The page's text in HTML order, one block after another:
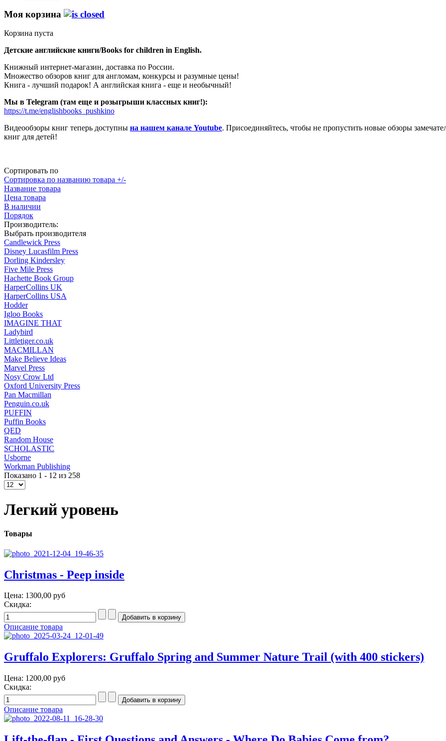
Моя корзина
Корзина пуста
Детские английские книги/Books for children in English.
Книжный интернет-магазин, доставка по России.
Множество обзоров книг для англомам, конкурсы и разумные цены!
Книга - лучший подарок! А английская книга - еще и необычный!
Мы в Telegram (там еще и розыгрыши классных книг!):
https://t.me/englishbooks_pushkino
Видеообзоры книг теперь доступны на нашем канале Youtube. Присоединяйтесь, чтобы не пропустить новые обзоры
книг для детей!
Сортировать по
Сортировка по названию товара +/-
Название товара
Цена товара
В наличии
Порядок
Производитель:
Выбрать производителя
Candlewick Press
Disney Lucasfilm Press
Dorling Kindersley
Five Mile Press
Hachette Book Group
HarperCollins UK
HarperCollins USA
Hodder
Igloo Books
IMAGINE THAT
Ladybird
Littletiger.co.uk
MACMILLAN
Make Believe Ideas
Marvel Press
Nosy Crow Ltd
Oxford University Press
Pan Macmillan
Penguin.co.uk
PUFFIN
Puffin Books
QED
Random House
SCHOLASTIC
Usborne
Workman Publishing
Показано 1 - 12 из 258
Легкий уровень
Товары
Christmas - Peep inside
Цена: 1300,00 руб
Скидка:
Описание товара
Gruffalo Explorers: Gruffalo Spring and Summer Nature Trail (with 400 stickers)
Цена: 1200,00 руб
Скидка:
Описание товара